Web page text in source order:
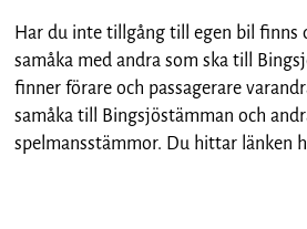
Har du inte tillgång till egen bil
samåka med andra som ska till
finner förare och passagerare
samåka till Bingsjöstämman och
spelmansstämmor. Du hittar länken